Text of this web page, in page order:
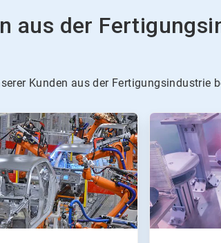
aus der
Kunden aus der Fertigungsindustrie